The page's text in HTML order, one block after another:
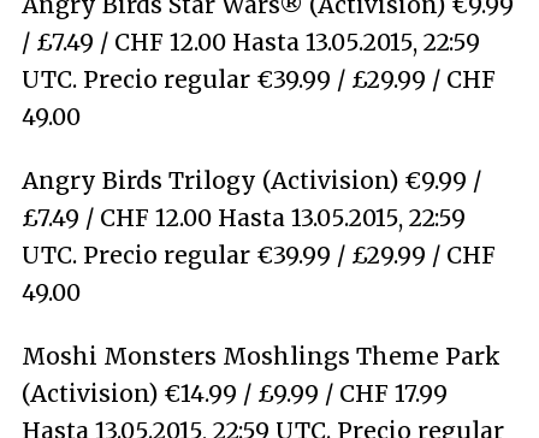
/ £7.49 / CHF 12.00 Hasta 13.05.2015, 22:59
UTC. Precio regular €39.99 / £29.99 / CHF
49.00
Angry Birds Trilogy (Activision) €9.99 /
£7.49 / CHF 12.00 Hasta 13.05.2015, 22:59
UTC. Precio regular €39.99 / £29.99 / CHF
49.00
Moshi Monsters Moshlings Theme Park
(Activision) €14.99 / £9.99 / CHF 17.99
Hasta 13.05.2015, 22:59 UTC. Precio regular